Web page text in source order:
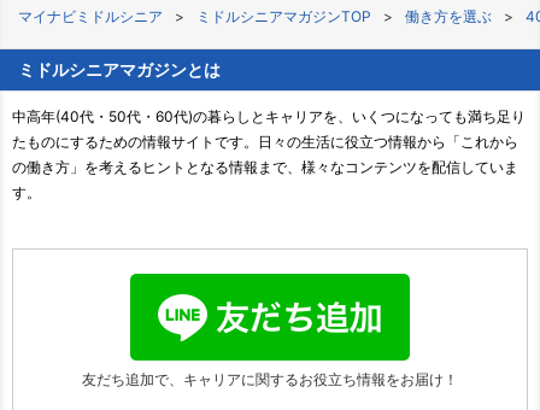
マイナビミドルシニア ミドルシニアマガジンTOP 働き方を選ぶ
ミドルシニアマガジンとは
中高年(40代・50代・60代)の暮らしとキャリアを、いくつになっても満ち足り
たものにするための情報サイトです。日々の生活に役立つ情報から「これから
の働き方」を考えるヒントとなる情報まで、様々なコンテンツを配信していま
す。
友だち追加で、キャリアに関するお役立ち情報をお届け！